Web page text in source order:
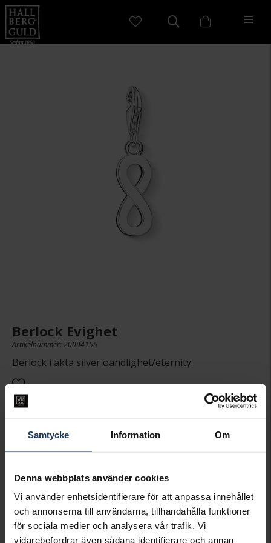
Samtycke Information Om
Denna webbplats använder cookies
Vi använder enhetsidentifierare för att anpassa innehållet
och annonserna till användarna, tillhandahålla funktioner
för sociala medier och analysera vår trafik. Vi
vidarebefordrar även sådana identifierare och annan
Berlock Evighet
Artikelnummer: 20094156
Berlock i äkta silver oändlighet/eternity.
339:-
LÄGG I VARUKORGEN
Lagervara.